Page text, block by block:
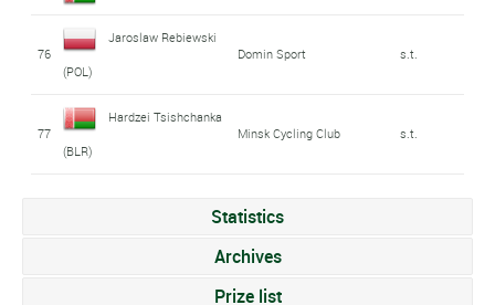
76
Jaroslaw Rebiewski
(POL)
Domin Sport s.t.
77
Hardzei Tsishchanka
(BLR)
Minsk Cycling Club s.t.
Statistics
Archives
Prize list